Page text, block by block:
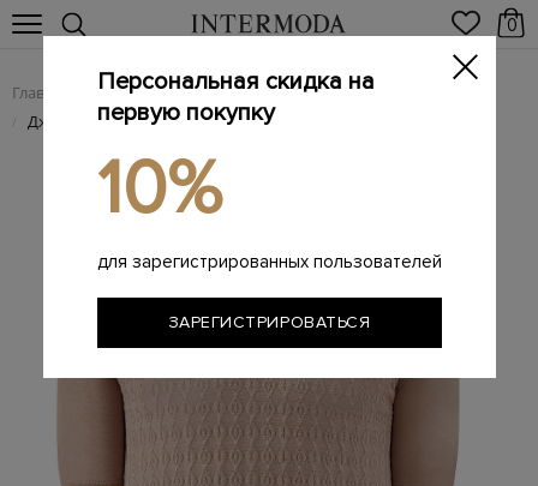
0
Главная Мужчинам / Одежда / Трикотаж
/ Джемпер тонкой вязки из хлопковой пряжи с нитью шелка
Персональная скидка на
первую покупку
10%
для зарегистрированных пользователей
ЗАРЕГИСТРИРОВАТЬСЯ